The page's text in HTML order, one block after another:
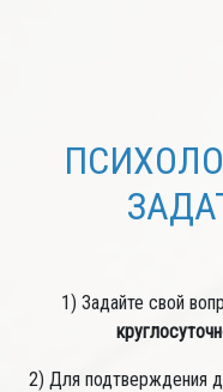
1) Задайте свой
2) Для подтверждения